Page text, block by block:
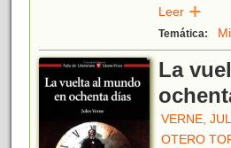
Leer
Temática:
La
VERNE,
OTERO